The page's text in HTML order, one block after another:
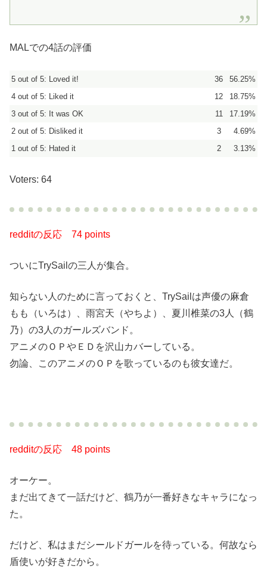
MALでの4話の評価
5 out of 5: Loved it! 36
56.25%
4 out of 5: Liked it
12
18.75%
3 out of 5: It was OK
11
17.19%
2 out of 5: Disliked it
3
4.69%
1 out of 5: Hated it
2 3.13%
Voters: 64
redditの反応 74 points
ついにTrySailの三人が集合。
知らない人のために言っておくと、TrySailは声優の麻倉
もも（いろは）、雨宮天（やちよ）、夏川椎菜の3人（鶴
乃）の3人のガールズバンド。
アニメのＯＰやＥＤを沢山カバーしている。
勿論、このアニメのＯＰを歌っているのも彼女達だ。
redditの反応 48 points
オーケー。
まだ出てきて一話だけど、鶴乃が一番好きなキャラになっ
た。
だけど、私はまだシールドガールを待っている。何故なら
盾使いが好きだから。